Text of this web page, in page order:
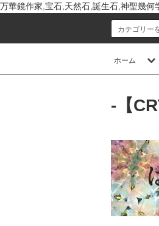
万華鏡作家,宝石,天然石,誕生石,神聖幾何
ホーム
-【